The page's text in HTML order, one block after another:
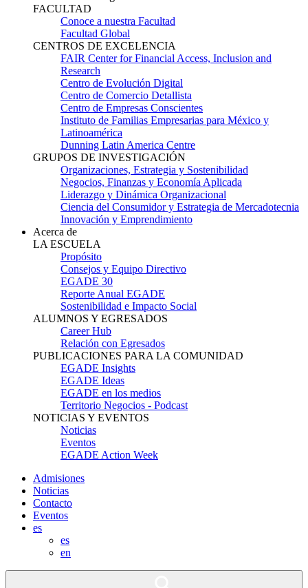
FACULTAD
Conoce a nuestra Facultad
Facultad Global
CENTROS DE EXCELENCIA
FAIR Center for Financial Access, Inclusion and
Research
Centro de Evolución Digital
Centro de Comercio Detallista
Centro de Empresas Conscientes
Instituto de Familias Empresarias para México y
Latinoamérica
Dunning Latin America Centre
GRUPOS DE INVESTIGACIÓN
Organizaciones, Estrategia y Sostenibilidad
Negocios, Finanzas y Economía Aplicada
Liderazgo y Dinámica Organizacional
Ciencia del Consumidor y Estrategia de Mercadotecnia
Innovación y Emprendimiento
Acerca de
LA ESCUELA
Propósito
Consejos y Equipo Directivo
EGADE 30
Reporte Anual EGADE
Sostenibilidad e Impacto Social
ALUMNOS Y EGRESADOS
Career Hub
Relación con Egresados
PUBLICACIONES PARA LA COMUNIDAD
EGADE Insights
EGADE Ideas
EGADE en los medios
Territorio Negocios - Podcast
NOTICIAS Y EVENTOS
Noticias
Eventos
EGADE Action Week
Admisiones
Noticias
Contacto
Eventos
es
es
en